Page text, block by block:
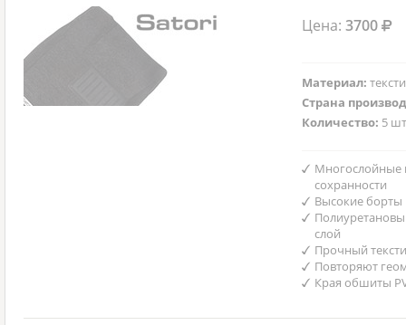
Цена:3700
Материал:
Страна
Количество: 5
Многослойные
сохранности
Высокие борты
слой
Прочный
Повторяют
Края обшиты